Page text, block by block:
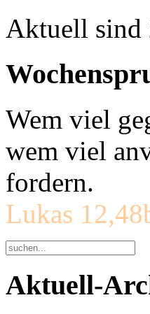
Aktuell sind
Wem viel
wem viel
fordern.
Lukas
Aktuell-